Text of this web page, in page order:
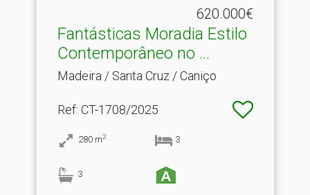
620.000€
Fantásticas Moradia Estilo
Contemporâneo no .​..
Madeira / Santa Cruz / Caniço
Ref: CT-1708/2025
280 m2 3
3